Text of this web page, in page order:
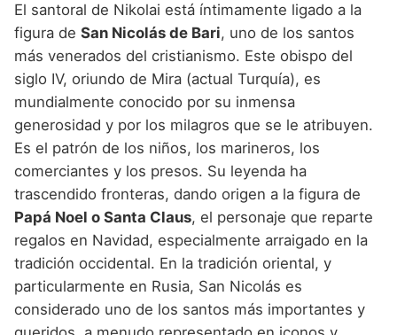
El santoral de Nikolai está íntimamente ligado a la
figura de San Nicolás de Bari, uno de los santos
más venerados del cristianismo. Este obispo del
siglo IV, oriundo de Mira (actual Turquía), es
mundialmente conocido por su inmensa
generosidad y por los milagros que se le atribuyen.
Es el patrón de los niños, los marineros, los
comerciantes y los presos. Su leyenda ha
trascendido fronteras, dando origen a la figura de
Papá Noel o Santa Claus, el personaje que reparte
regalos en Navidad, especialmente arraigado en la
tradición occidental. En la tradición oriental, y
particularmente en Rusia, San Nicolás es
considerado uno de los santos más importantes y